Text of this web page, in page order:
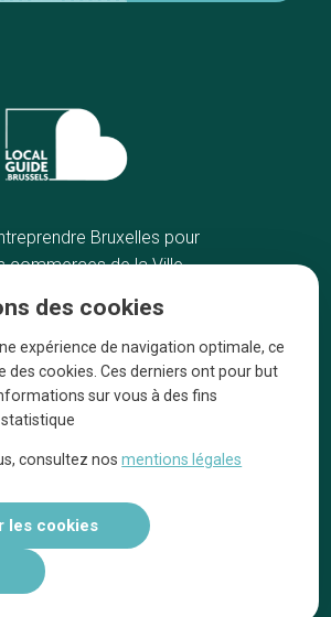
Bruxelles pour
commerces de la Ville
Artisans
A propos
On parle de nous
des cookies
expérience de navigation optimale, ce
des cookies. Ces derniers ont pour but
sur vous à des fins
consultez nosmentions légales
les cookies